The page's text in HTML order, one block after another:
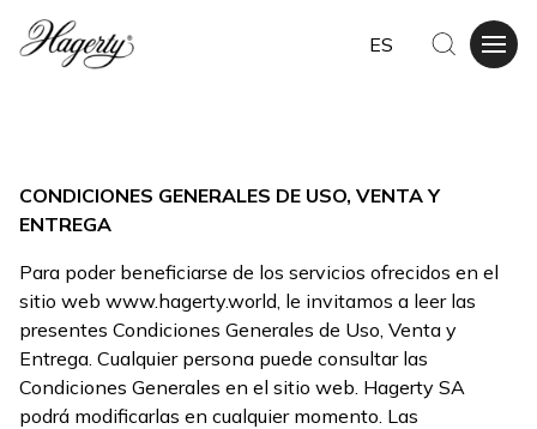
ES
CONDICIONES GENERALES DE USO, VENTA Y
ENTREGA
Para poder beneficiarse de los servicios ofrecidos en el
sitio web www.hagerty.world , le invitamos a leer las
presentes Condiciones Generales de Uso, Venta y
Entrega. Cualquier persona puede consultar las
Condiciones Generales en el sitio web. Hagerty SA
podrá modificarlas en cualquier momento. Las